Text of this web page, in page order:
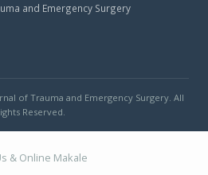
and Emergency Surgery
of Trauma and Emergency Surgery. All
Reserved.
& Online Makale